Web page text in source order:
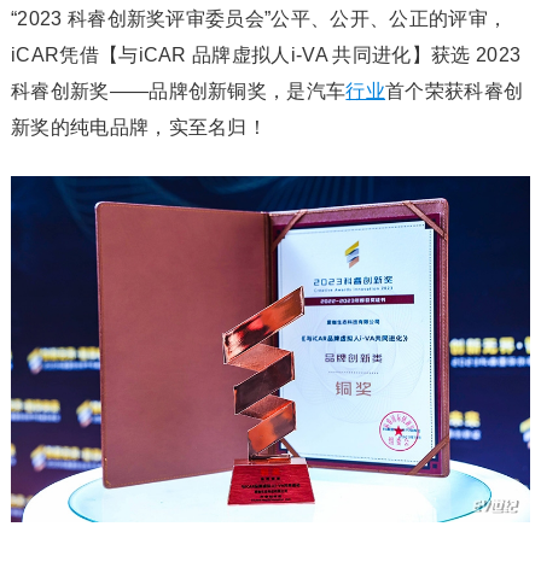
“2023 科睿创新奖评审委员会”公平、公开、公正的评审，
iCAR凭借【与iCAR 品牌虚拟人i-VA 共同进化】获选 2023
科睿创新奖——品牌创新铜奖，是汽车行业首个荣获科睿创
新奖的纯电品牌，实至名归！